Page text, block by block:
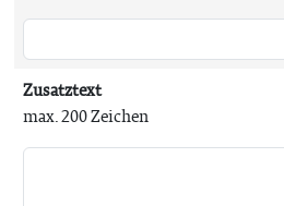
Zusatztext
max. 200 Zeichen